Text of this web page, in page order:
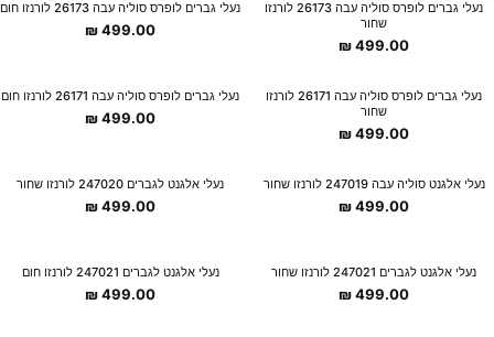
New Collection
נעלי גברים לופרס סוליה עבה 26173 לורנזו
שחור
499.00
₪
New Collection
נעלי גברים לופרס סוליה עבה 26173 לורנזו חום
499.00
₪
New Collection
נעלי גברים לופרס סוליה עבה 26171 לורנזו
שחור
499.00
₪
New Collection
נעלי גברים לופרס סוליה עבה 26171 לורנזו חום
499.00
₪
New Collection
נעלי אלגנט סוליה עבה 247019 לורנזו שחור
499.00
₪
New Collection
נעלי אלגנט לגברים 247020 לורנזו שחור
499.00
₪
New Collection
נעלי אלגנט לגברים 247021 לורנזו שחור
499.00
₪
New Collection
נעלי אלגנט לגברים 247021 לורנזו חום
499.00
₪